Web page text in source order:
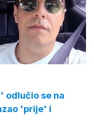
odlučio se na
'prije' i